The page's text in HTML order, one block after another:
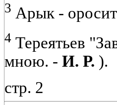
3 Арык -
4 Тереятьев
мною. - И. Р. ).
стр. 2